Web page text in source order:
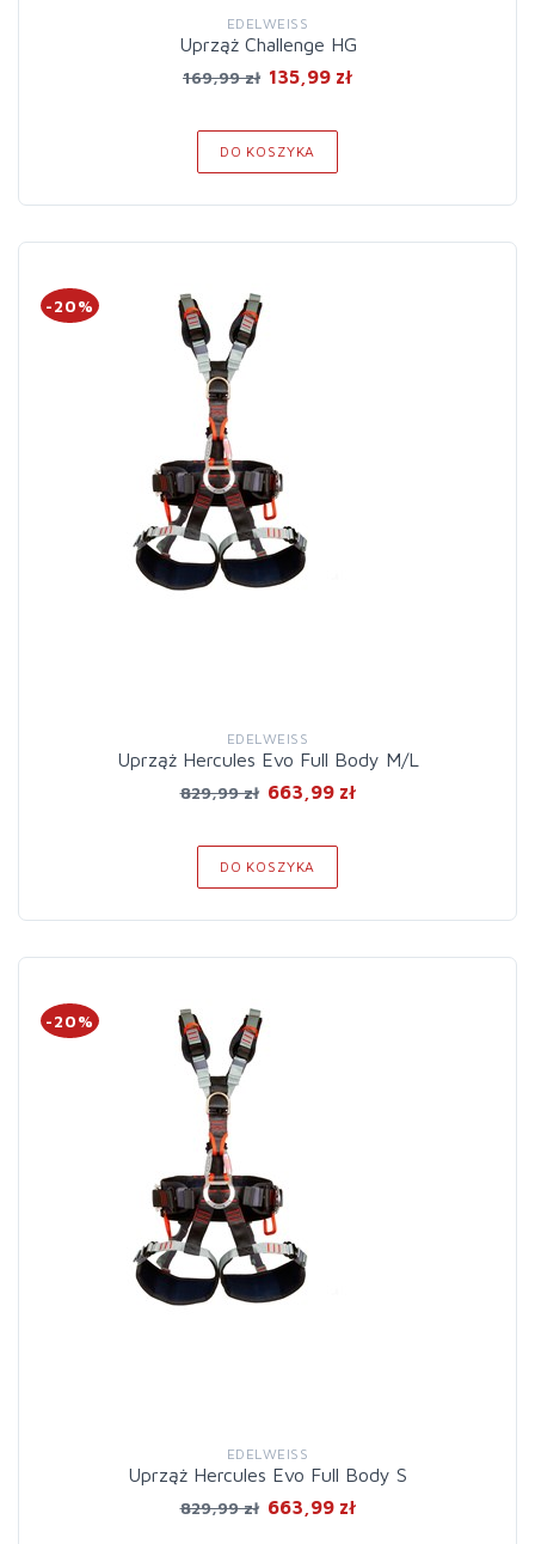
EDELWEISS
Uprząż Challenge HG
169,99 zł 135,99 zł
DO KOSZYKA
-20%
EDELWEISS
Uprząż Hercules Evo Full Body M/L
829,99 zł 663,99 zł
DO KOSZYKA
-20%
EDELWEISS
Uprząż Hercules Evo Full Body S
829,99 zł 663,99 zł